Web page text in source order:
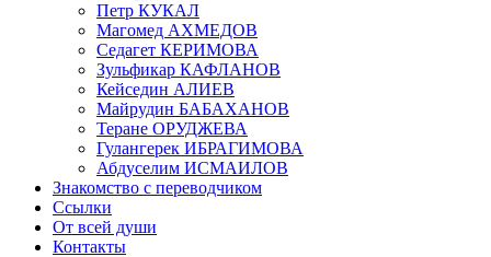
Петр КУКАЛ
Магомед АХМЕДОВ
Седагет КЕРИМОВА
Зульфикар КАФЛАНОВ
Кейседин АЛИЕВ
Майрудин БАБАХАНОВ
Теране ОРУДЖЕВА
Гулангерек ИБРАГИМОВА
Абдуселим ИСМАИЛОВ
Знакомство с переводчиком
Ссылки
От всей души
Контакты